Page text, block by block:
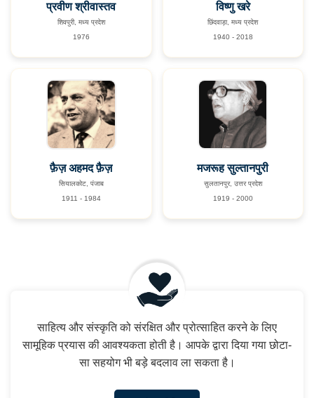
प्रवीण श्रीवास्तव
शिवपुरी, मध्य प्रदेश
1976
विष्णु खरे
छिंदवाड़ा, मध्य प्रदेश
1940 - 2018
फ़ैज़ अहमद फ़ैज़
सियालकोट, पंजाब
1911 - 1984
मजरूह सुल्तानपुरी
सुलतानपुर, उत्तर प्रदेश
1919 - 2000
साहित्य और संस्कृति को संरक्षित और प्रोत्साहित करने के लिए
सामूहिक प्रयास की आवश्यकता होती है। आपके द्वारा दिया गया छोटा-
सा सहयोग भी बड़े बदलाव ला सकता है।